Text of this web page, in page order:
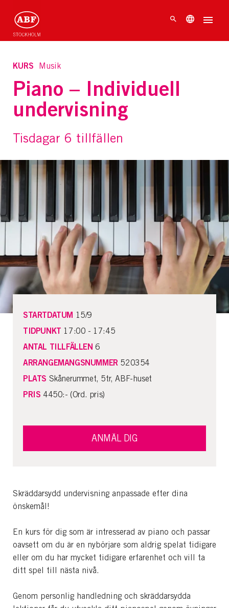
KURS Musik
Piano – Individuell
undervisning
Tisdagar 6 tillfällen
Skräddarsydd undervisning anpassade efter dina
önskemål!
En kurs för dig som är intresserad av piano och passar
oavsett om du är en nybörjare som aldrig spelat tidigare
eller om du har mycket tidigare erfarenhet och vill ta
ditt spel till nästa nivå.
Genom personlig handledning och skräddarsydda
STARTDATUM 15/9
TIDPUNKT 17:00 - 17:45
ANTAL TILLFÄLLEN 6
ARRANGEMANGSNUMMER 520354
PLATS Skånerummet, 5tr, ABF-huset
PRIS 4450:- (Ord. pris)
ANMÄL DIG